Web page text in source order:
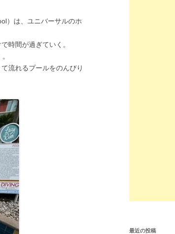
）は、ユニバーサルのホ
時間が過ぎていく。
流れるプールをのんびり
最近の投稿